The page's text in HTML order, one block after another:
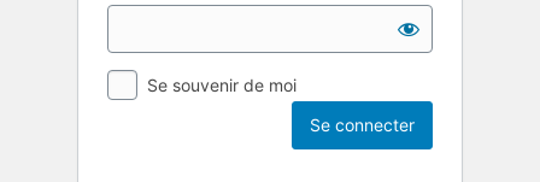
Se souvenir de moi